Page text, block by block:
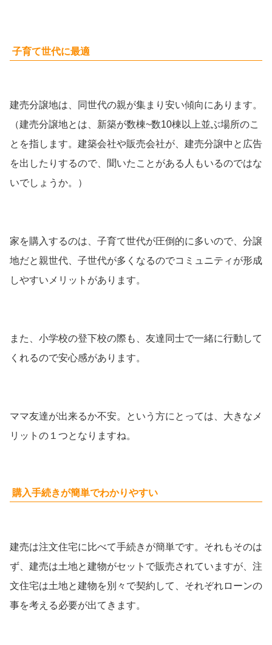
子育て世代に最適
建売分譲地は、同世代の親が集まり安い傾向にあります。
（建売分譲地とは、新築が数棟~数10棟以上並ぶ場所のこ
とを指します。建築会社や販売会社が、建売分譲中と広告
を出したりするので、聞いたことがある人もいるのではな
いでしょうか。）
家を購入するのは、子育て世代が圧倒的に多いので、分譲
地だと親世代、子世代が多くなるのでコミュニティが形成
しやすいメリットがあります。
また、小学校の登下校の際も、友達同士で一緒に行動して
くれるので安心感があります。
ママ友達が出来るか不安。という方にとっては、大きなメ
リットの１つとなりますね。
購入手続きが簡単でわかりやすい
建売は注文住宅に比べて手続きが簡単です。それもそのは
ず、建売は土地と建物がセットで販売されていますが、注
文住宅は土地と建物を別々で契約して、それぞれローンの
事を考える必要が出てきます。